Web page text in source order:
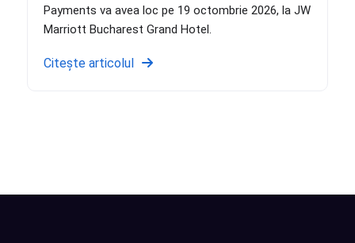
Payments va avea loc pe 19 octombrie 2026, la JW
Marriott Bucharest Grand Hotel.
Citește articolul